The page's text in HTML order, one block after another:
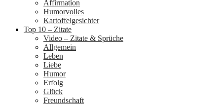
Affirmation
Humorvolles
Kartoffelgesichter
Top 10 – Zitate
Video – Zitate & Sprüche
Allgemein
Leben
Liebe
Humor
Erfolg
Glück
Freundschaft